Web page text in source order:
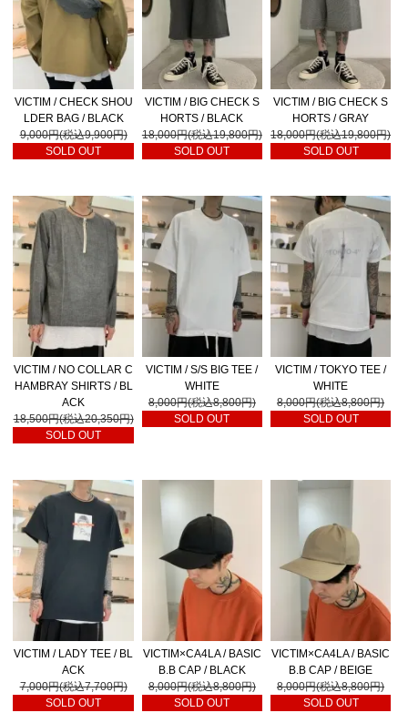
VICTIM / CHECK SHOU
LDER BAG / BLACK
9,000円(税込9,900円)
SOLD OUT
VICTIM / BIG CHECK S
HORTS / BLACK
18,000円(税込19,800円)
SOLD OUT
VICTIM / BIG CHECK S
HORTS / GRAY
18,000円(税込19,800円)
SOLD OUT
VICTIM / NO COLLAR C
HAMBRAY SHIRTS / BL
ACK
18,500円(税込20,350円)
SOLD OUT
VICTIM / S/S BIG TEE /
WHITE
8,000円(税込8,800円)
SOLD OUT
VICTIM / TOKYO TEE /
WHITE
8,000円(税込8,800円)
SOLD OUT
VICTIM / LADY TEE / BL
ACK
7,000円(税込7,700円)
SOLD OUT
VICTIM×CA4LA / BASIC
B.B CAP / BLACK
8,000円(税込8,800円)
SOLD OUT
VICTIM×CA4LA / BASIC
B.B CAP / BEIGE
8,000円(税込8,800円)
SOLD OUT